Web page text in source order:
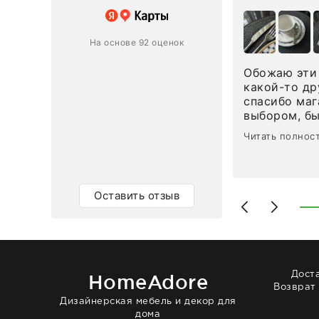
На основе 92 оценок
Оставить отзыв
магазину за оперативную
приехал ко мне целым и
Обожаю эти
какой-то
спасибо
выбором,
сервисом.
чайные
доставили
торжеству.
Читать
HomeAdore
Дизайнерская мебель и декор для
дома
Возврат